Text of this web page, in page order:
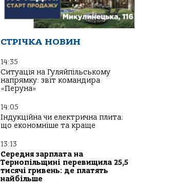
СТРІЧКА НОВИН
14:35
Ситуація на Гуляйпільському
напрямку: звіт командира
«Перуна»
14:05
Індукційна чи електрична плита:
що економніше та краще
13:13
Середня зарплата на
Тернопільщині перевищила 25,5
тисячі гривень: де платять
найбільше